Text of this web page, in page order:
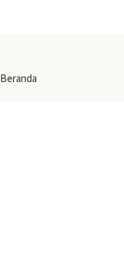
Beranda